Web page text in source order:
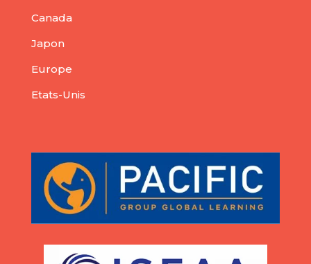
Canada
Japon
Europe
Etats-Unis